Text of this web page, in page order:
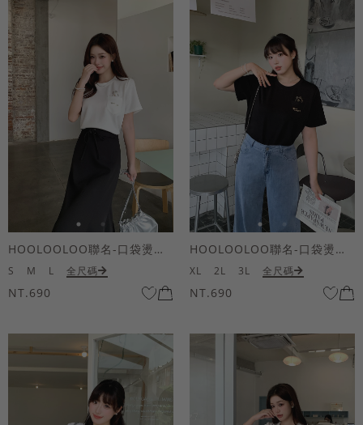
HOOLOOLOO聯名-口袋燙金KUKU熊短袖上衣
S M L 全尺碼
NT.690
HOOLOOLOO聯名-口袋燙金KUKU熊短袖上衣
XL 2L 3L 全尺碼
NT.690